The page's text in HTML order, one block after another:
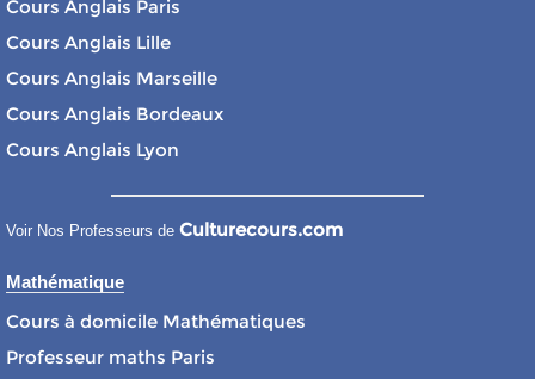
Cours Anglais Paris
Cours Anglais Lille
Cours Anglais Marseille
Cours Anglais Bordeaux
Cours Anglais Lyon
Voir Nos Professeurs de Culturecours.com
Mathématique
Cours à domicile Mathématiques
Professeur maths Paris